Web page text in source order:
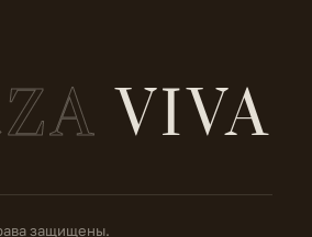
VIVA
защищены.